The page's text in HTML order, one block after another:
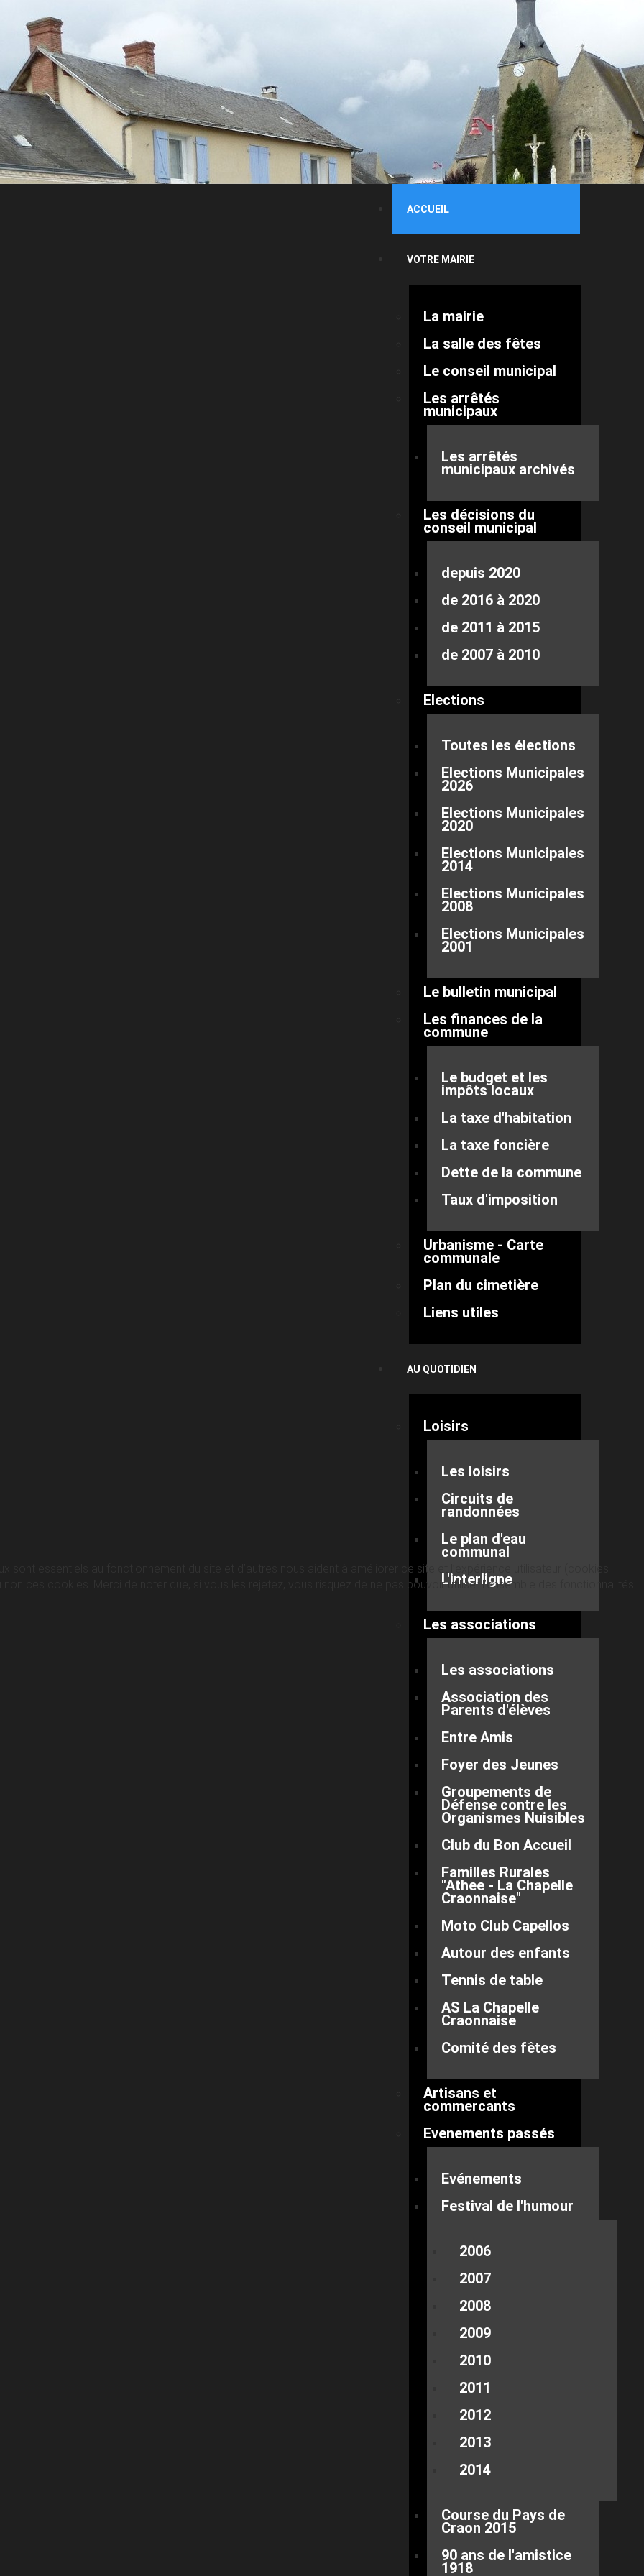
ACCUEIL
VOTRE MAIRIE
La mairie
La salle des fêtes
Le conseil municipal
Les arrêtés
municipaux
Les arrêtés
municipaux archivés
Les décisions du
conseil municipal
depuis 2020
de 2016 à 2020
de 2011 à 2015
de 2007 à 2010
Elections
Toutes les élections
Elections Municipales
2026
Elections Municipales
2020
Elections Municipales
2014
Elections Municipales
2008
Elections Municipales
2001
Le bulletin municipal
Les finances de la
commune
Le budget et les
impôts locaux
La taxe d'habitation
La taxe foncière
Dette de la commune
Taux d'imposition
Urbanisme - Carte
communale
Plan du cimetière
Liens utiles
AU QUOTIDIEN
Loisirs
Les loisirs
Circuits de
randonnées
Le plan d'eau
communal
L'interligne
Les associations
Les associations
Association des
Parents d'élèves
Entre Amis
Foyer des Jeunes
Groupements de
Défense contre les
Organismes Nuisibles
Club du Bon Accueil
Familles Rurales
"Athee - La Chapelle
Craonnaise"
Moto Club Capellos
Autour des enfants
Tennis de table
AS La Chapelle
Craonnaise
Comité des fêtes
Artisans et
commercants
Evenements passés
Evénements
Festival de l'humour
2006
2007
2008
2009
2010
2011
2012
2013
2014
Course du Pays de
Craon 2015
90 ans de l'amistice
1918
sont essentiels au fonctionnement du site et d’autres nous aident à améliorer ce site et l’expérience utilisateur (cookies
ces cookies. Merci de noter que, si vous les rejetez, vous risquez de ne pas pouvoir utiliser l’ensemble des fonctionnalités